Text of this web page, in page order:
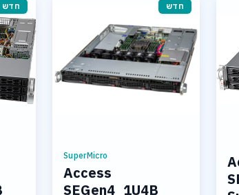
חדש
SuperMicro
Access
SEGen4_1U4B
חדש